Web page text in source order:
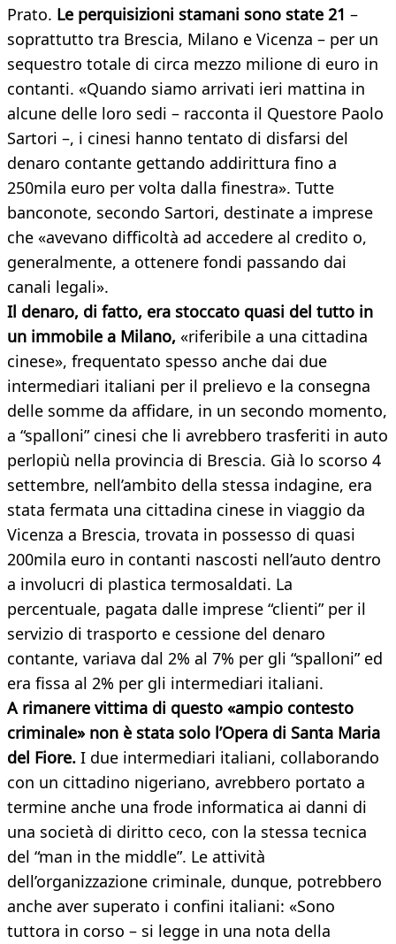
Prato. Le perquisizioni stamani sono state 21 –
soprattutto tra Brescia, Milano e Vicenza – per un
sequestro totale di circa mezzo milione di euro in
contanti. «Quando siamo arrivati ieri mattina in
alcune delle loro sedi – racconta il Questore Paolo
Sartori –, i cinesi hanno tentato di disfarsi del
denaro contante gettando addirittura fino a
250mila euro per volta dalla finestra». Tutte
banconote, secondo Sartori, destinate a imprese
che «avevano difficoltà ad accedere al credito o,
generalmente, a ottenere fondi passando dai
canali legali».
Il denaro, di fatto, era stoccato quasi del tutto in
un immobile a Milano, «riferibile a una cittadina
cinese», frequentato spesso anche dai due
intermediari italiani per il prelievo e la consegna
delle somme da affidare, in un secondo momento,
a “spalloni” cinesi che li avrebbero trasferiti in auto
perlopiù nella provincia di Brescia. Già lo scorso 4
settembre, nell’ambito della stessa indagine, era
stata fermata una cittadina cinese in viaggio da
Vicenza a Brescia, trovata in possesso di quasi
200mila euro in contanti nascosti nell’auto dentro
a involucri di plastica termosaldati. La
percentuale, pagata dalle imprese “clienti” per il
servizio di trasporto e cessione del denaro
contante, variava dal 2% al 7% per gli “spalloni” ed
era fissa al 2% per gli intermediari italiani.
A rimanere vittima di questo «ampio contesto
criminale» non è stata solo l’Opera di Santa Maria
del Fiore. I due intermediari italiani, collaborando
con un cittadino nigeriano, avrebbero portato a
termine anche una frode informatica ai danni di
una società di diritto ceco, con la stessa tecnica
del “man in the middle”. Le attività
dell’organizzazione criminale, dunque, potrebbero
anche aver superato i confini italiani: «Sono
tuttora in corso – si legge in una nota della